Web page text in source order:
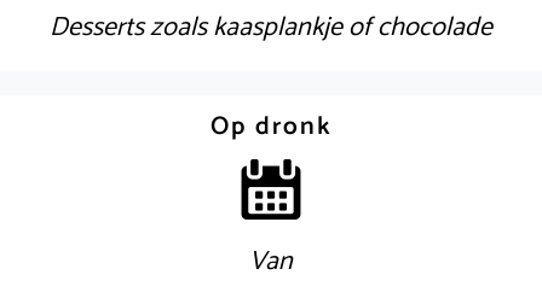
Desserts zoals kaasplankje of chocolade
Op dronk
Van